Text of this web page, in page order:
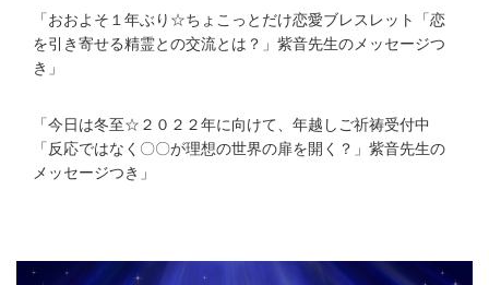
「おおよそ１年ぶり☆ちょこっとだけ恋愛ブレスレット「恋
を引き寄せる精霊との交流とは？」紫音先生のメッセージつ
き 」
「今日は冬至☆２０２２年に向けて、年越しご祈祷受付中
「反応ではなく〇〇が理想の世界の扉を開く？」紫音先生の
メッセージつき 」